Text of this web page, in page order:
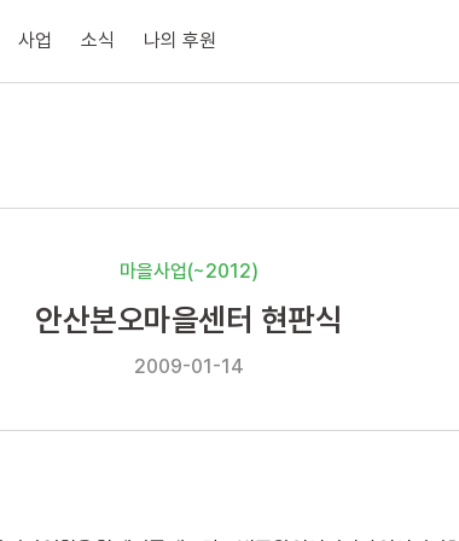
사업 소식 나의 후원
마을사업(~2012)
안산본오마을센터 현판식
2009-01-14